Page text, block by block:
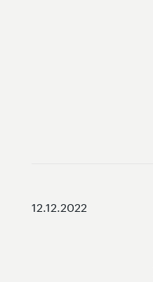
12.12.2022